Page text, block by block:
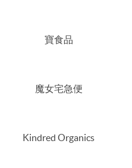
寶食品
魔女宅急便
Kindred Organics